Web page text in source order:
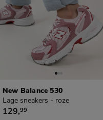
New Balance 530
Lage sneakers - roze
€ 129,99
129,99